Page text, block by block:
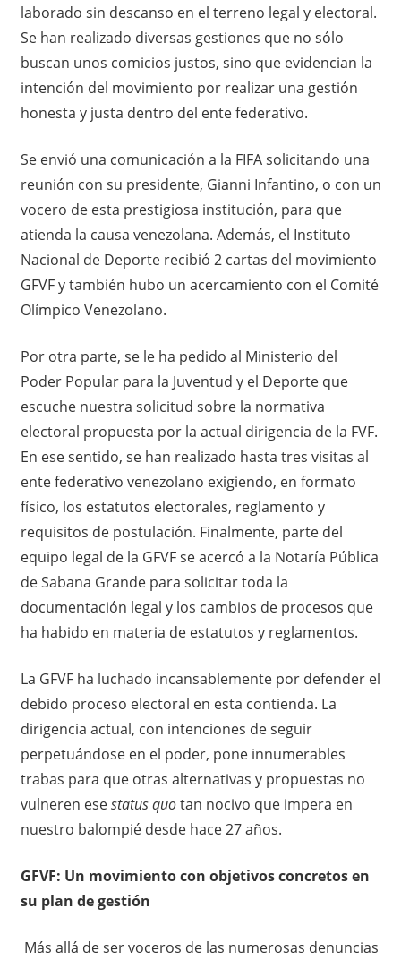
laborado sin descanso en el terreno legal y electoral.
Se han realizado diversas gestiones que no sólo
buscan unos comicios justos, sino que evidencian la
intención del movimiento por realizar una gestión
honesta y justa dentro del ente federativo.
Se envió una comunicación a la FIFA solicitando una
reunión con su presidente, Gianni Infantino, o con un
vocero de esta prestigiosa institución, para que
atienda la causa venezolana. Además, el Instituto
Nacional de Deporte recibió 2 cartas del movimiento
GFVF y también hubo un acercamiento con el Comité
Olímpico Venezolano.
Por otra parte, se le ha pedido al Ministerio del
Poder Popular para la Juventud y el Deporte que
escuche nuestra solicitud sobre la normativa
electoral propuesta por la actual dirigencia de la FVF.
En ese sentido, se han realizado hasta tres visitas al
ente federativo venezolano exigiendo, en formato
físico, los estatutos electorales, reglamento y
requisitos de postulación. Finalmente, parte del
equipo legal de la GFVF se acercó a la Notaría Pública
de Sabana Grande para solicitar toda la
documentación legal y los cambios de procesos que
ha habido en materia de estatutos y reglamentos.
La GFVF ha luchado incansablemente por defender el
debido proceso electoral en esta contienda. La
dirigencia actual, con intenciones de seguir
perpetuándose en el poder, pone innumerables
trabas para que otras alternativas y propuestas no
vulneren esestatus quotan nocivo que impera en
nuestro balompié desde hace 27 años.
GFVF: Un movimiento con objetivos concretos en
su plan de gestión
Más allá de ser voceros de las numerosas denuncias